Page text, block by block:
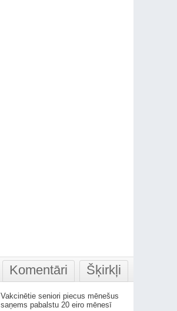
Komentāri Šķirkļi
Vakcinētie seniori piecus mēnešus
saņems pabalstu 20 eiro mēnesī